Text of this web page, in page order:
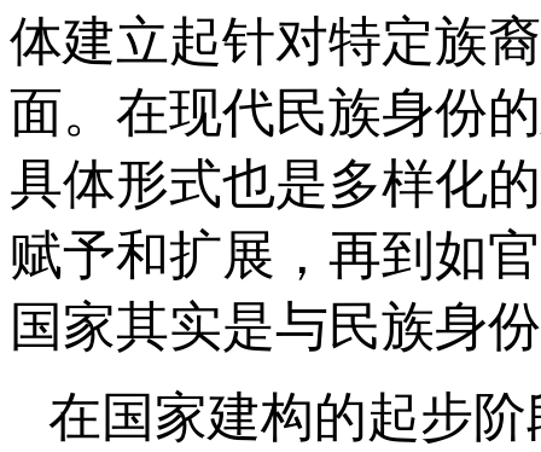
体建立起针对特定族
面。在现代民族身份
具体形式也是多样化
赋予和扩展，再到如
国家其实是与民族身
在国家建构的起步